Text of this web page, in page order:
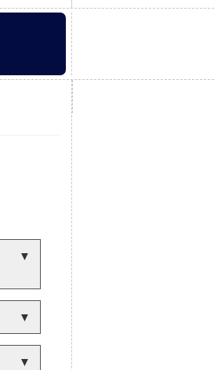
▼
▼
▼